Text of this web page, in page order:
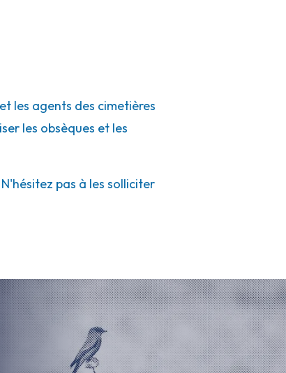
les agents des cimetières
les obsèques et les
pas à les solliciter